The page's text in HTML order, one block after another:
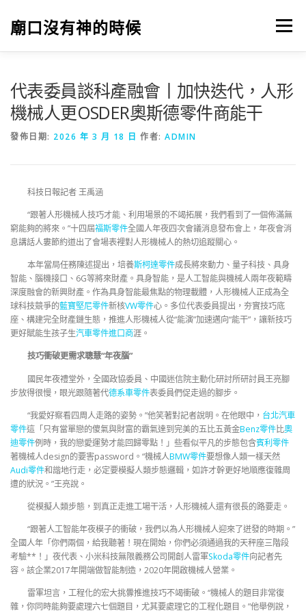
廟口沒有神的時候 選單
代表委員談科產融會丨加快迭代，人形
機械人更OSDER奧斯德零件商能干
發佈日期: 2026 年 3 月 18 日 作者: ADMIN
科技日報記者 王禹涵
“跟著人形機械人技巧才能、利用場景的不竭拓展，我們看到了一個佈滿無
窮能夠的將來。”十四屆福斯零件全國人年夜四次會議消息發布會上，年夜會消
息講話人婁節約道出了會場表裡對人形機械人的熱切追蹤關心。
本年當局任務陳述提出，培養斯柯達零件成長將來動力、量子科技、具身
智能、腦機接口、6G等將來財產。具身智能，是人工智能與機械人兩年夜範疇
深度融會的新興財產。作為具身智能最焦點的物理載體，人形機械人正成為全
球科技競爭的藍寶堅尼零件新核VW零件心。多位代表委員提出，夯實技巧底
座、構建完全財產鏈生態，推進人形機械人從“能演”加速邁向“能干”，讓新技巧
更好賦能生孩子生汽車零件進口商涯。
技巧衝破更需求聰慧“年夜腦”
國民年夜禮堂外，全國政協委員、中國迷信院主動化研討所研討員王亮腳
步放得很慢，眼光跟隨著代德系車零件表委員們促走過的腳步。
“我愛好察看四周人走路的姿勢。”他笑著對記者說明。在他眼中， 台北汽車
零件這「只有當單戀的傻氣與財富的霸氣達到完美的五比五黃金Benz零件比奧
迪零件例時，我的戀愛運勢才能回歸零點！」些看似平凡的步態包含賓利零件
著機械人design的要害password。“機械人BMW零件要想像人類一樣天然
Audi零件和諧地行走，必定要模擬人類步態邏輯，如許才幹更好地順應復雜周
遭的狀況。”王亮說。
從模擬人類步態，到真正走進工場干活，人形機械人還有很長的路要走。
“跟著人工智能年夜模子的衝破，我們以為人形機械人迎來了迸發的時期。”
全國人年「你們兩個，給我聽著！現在開始，你們必須通過我的天秤座三階段
考驗**！」夜代表、小米科技無限義務公司開創人雷軍Skoda零件向記者先
容。該企業2017年開端做智能制造，2020年開啟機械人營業。
雷軍坦言，工程化的宏大挑釁推進技巧不竭衝破。“機械人的題目非常復
雜，你同時能夠要處理六七個題目，尤其要處理它的工程化題目。”他舉例說，